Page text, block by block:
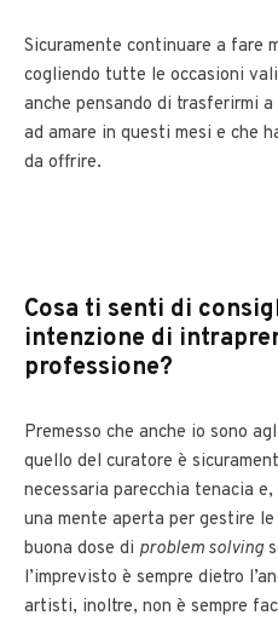
Sicuramente continuare a fare
cogliendo tutte le occasioni
anche pensando di trasferirmi
ad amare in questi mesi e che
da offrire.
Cosa ti senti di
intenzione di
professione?
Premesso che anche io sono
quello del curatore è
necessaria parecchia tenacia
una mente aperta per gestire
buona dose di problem solving
l’imprevisto è sempre dietro
artisti, inoltre, non è sempre